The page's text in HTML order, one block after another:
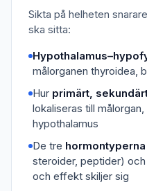
Sikta på helheten
ska sitta:
målorganen thyroidea,
Hur primärt,
lokaliseras till
hypothalamus
De tre hormontyperna
steroider, peptider)
och effekt skiljer sig